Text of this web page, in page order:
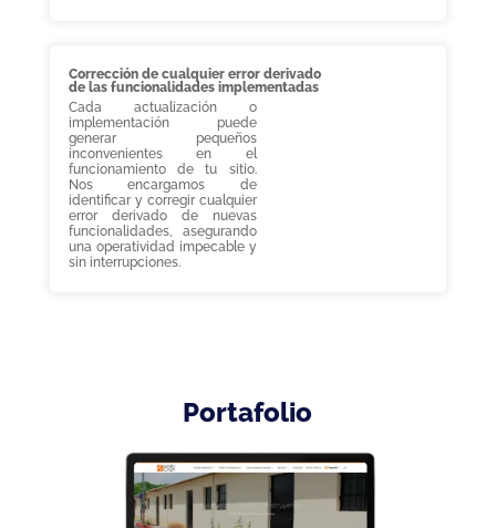
Corrección de cualquier error derivado
de las funcionalidades implementadas
Cada actualización o
implementación puede
generar pequeños
inconvenientes en el
funcionamiento de tu sitio.
Nos encargamos de
identificar y corregir cualquier
error derivado de nuevas
funcionalidades, asegurando
una operatividad impecable y
sin interrupciones.
Portafolio